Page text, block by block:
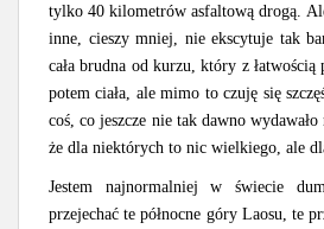
tylko 40 kilometrów asfaltową drogą.
inne, cieszy mniej, nie ekscytuje tak
cała brudna od kurzu, który z
potem ciała, ale mimo to czuję się
coś, co jeszcze nie tak dawno
że dla niektórych to nic wielkiego, ale
Jestem najnormalniej w świecie
przejechać te północne góry Laosu, te